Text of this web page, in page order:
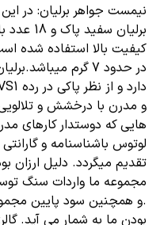
نیمست جواهر برلیان: در این
برلیان
کیفیت بالا استفاده شده
و مدرن با درخشش و
هایی که دوستدار کارهای
لوتوس باشناسنامه و
تقدیم میگردد. دلیل ارزان
مجموعه ما واردات سنگ
.و همچنین سود پایین
بودن ما به شمار می آید.